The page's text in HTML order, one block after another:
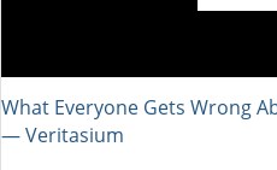
What Everyone Gets Wrong
― Veritasium